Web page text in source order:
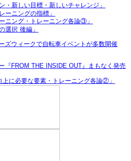
・新しい目標・新しいチャレンジ」
ーニングの指標」
ニング・トレーニング各論③」
選択 後編」
ズウィークで自転車イベントが多数開催
『FROM THE INSIDE OUT』まもなく発売
に必要な要素・トレーニング各論②」